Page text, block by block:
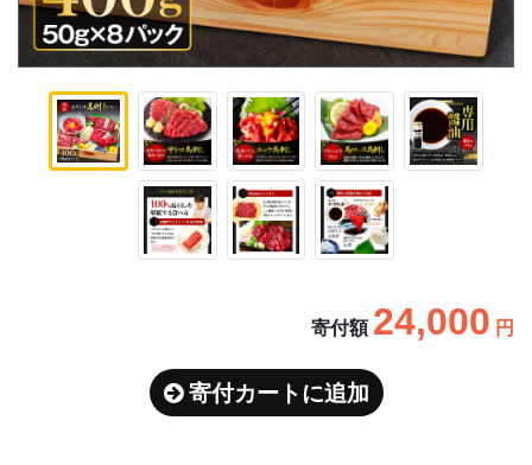
寄付額 24,000 円
寄付カートに追加